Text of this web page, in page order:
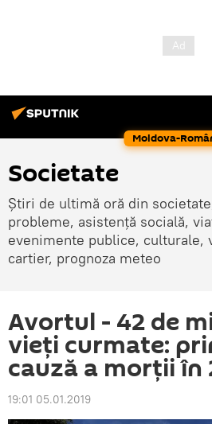
Moldova-
Societate
Știri de ultimă oră din
probleme, asistență socială,
evenimente publice, culturale,
cartier, prognoza meteo
Avortul - 42 de
vieți curmate:
cauză a morții în
19:01 05.01.2019